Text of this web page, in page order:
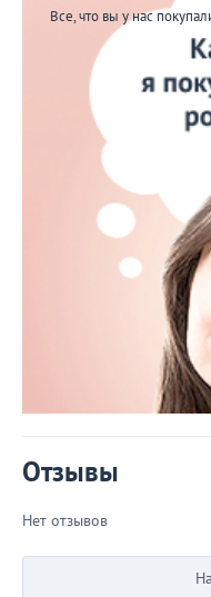
Все, что вы у нас
Отзывы
Нет отзывов